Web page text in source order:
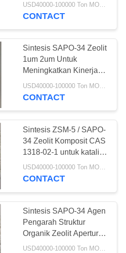
Zeolite
10
CONTACT
Sintesis SAPO-34 Zeolit
​​​​1um 2um Untuk
Meningkatkan Kinerja
MTO
USD40000-100000 Ton MOQ:1 KG
CONTACT
Sintesis ZSM-5 / SAPO-
34 Zeolit ​​Komposit CAS
1318-02-1 untuk katalis
MTO
USD40000-100000 Ton MOQ:1 KG
CONTACT
Sintesis SAPO-34 Agen
Pengarah Struktur
Organik Zeolit ​​​​Aperture
0.4nm
USD40000-100000 Ton MOQ:1 KG